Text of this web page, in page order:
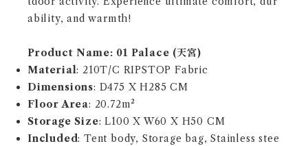
ability, and warmth!
Product Name: 01 Palace (天宮)
Material: 210T/C RIPSTOP Fabric
Dimensions: D475 X H285 CM
Floor Area: 20.72m²
Storage Size: L100 X W60 X H50 CM
Included: Tent body, Storage bag, Stainless stee